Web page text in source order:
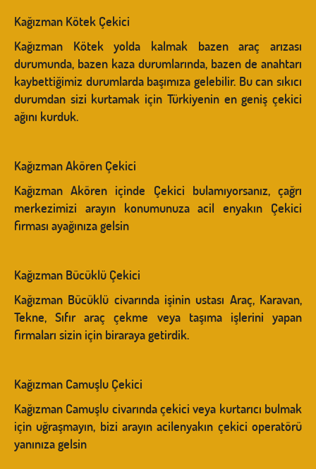
Kağızman Kötek Çekici
Kağızman Kötek yolda kalmak bazen araç arızası
durumunda, bazen kaza durumlarında, bazen de anahtarı
kaybettiğimiz durumlarda başımıza gelebilir. Bu can sıkıcı
durumdan sizi kurtamak için Türkiyenin en geniş çekici
ağını kurduk.
Kağızman Akören Çekici
Kağızman Akören içinde Çekici bulamıyorsanız, çağrı
merkezimizi arayın konumunuza acil enyakın Çekici
firması ayağınıza gelsin
Kağızman Bücüklü Çekici
Kağızman Bücüklü civarında işinin ustası Araç, Karavan,
Tekne, Sıfır araç çekme veya taşıma işlerini yapan
firmaları sizin için biraraya getirdik.
Kağızman Camuşlu Çekici
Kağızman Camuşlu civarında çekici veya kurtarıcı bulmak
için uğraşmayın, bizi arayın acilenyakın çekici operatörü
yanınıza gelsin